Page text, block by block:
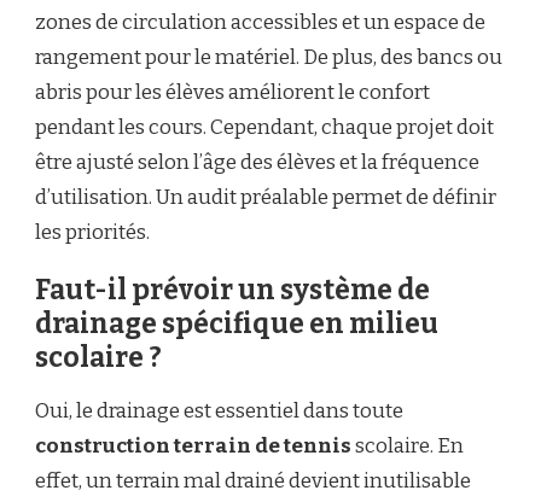
zones de circulation accessibles et un espace de
rangement pour le matériel. De plus, des bancs ou
abris pour les élèves améliorent le confort
pendant les cours. Cependant, chaque projet doit
être ajusté selon l’âge des élèves et la fréquence
d’utilisation. Un audit préalable permet de définir
les priorités.
Faut-il prévoir un système de
drainage spécifique en milieu
scolaire ?
Oui, le drainage est essentiel dans toute
construction terrain de tennisscolaire. En
effet, un terrain mal drainé devient inutilisable